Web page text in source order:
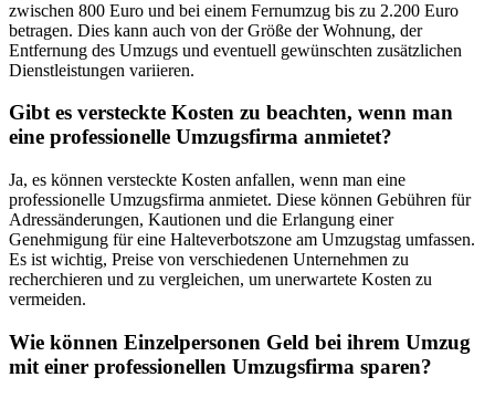
zwischen 800 Euro und bei einem Fernumzug bis zu 2.200 Euro
betragen. Dies kann auch von der Größe der Wohnung, der
Entfernung des Umzugs und eventuell gewünschten zusätzlichen
Dienstleistungen variieren.
Gibt es versteckte Kosten zu beachten, wenn man
eine professionelle Umzugsfirma anmietet?
Ja, es können versteckte Kosten anfallen, wenn man eine
professionelle Umzugsfirma anmietet. Diese können Gebühren für
Adressänderungen, Kautionen und die Erlangung einer
Genehmigung für eine Halteverbotszone am Umzugstag umfassen.
Es ist wichtig, Preise von verschiedenen Unternehmen zu
recherchieren und zu vergleichen, um unerwartete Kosten zu
vermeiden.
Wie können Einzelpersonen Geld bei ihrem Umzug
mit einer professionellen Umzugsfirma sparen?